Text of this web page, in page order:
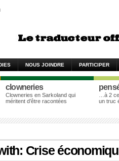
NOUS JOINDRE PARTICIPER
clowneries
Clowneries en Sarkoland qui
méritent d’être racontées
…à 2
un truc
Crise